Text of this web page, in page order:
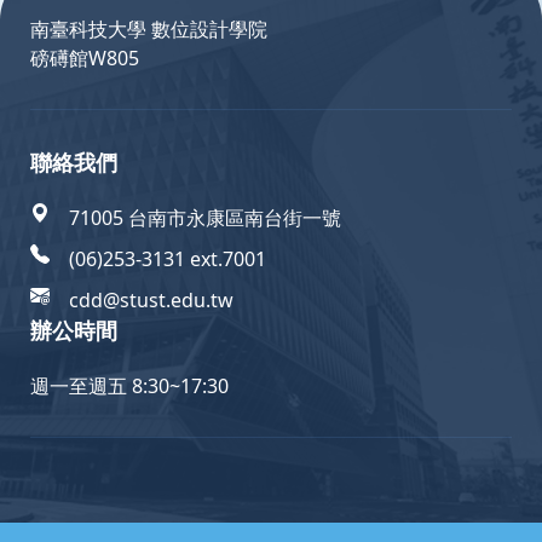
南臺科技大學 數位設計學院
磅礡館W805
聯絡我們
71005 台南市永康區南台街一號
(06)253-3131 ext.7001
cdd@stust.edu.tw
辦公時間
週一至週五 8:30~17:30